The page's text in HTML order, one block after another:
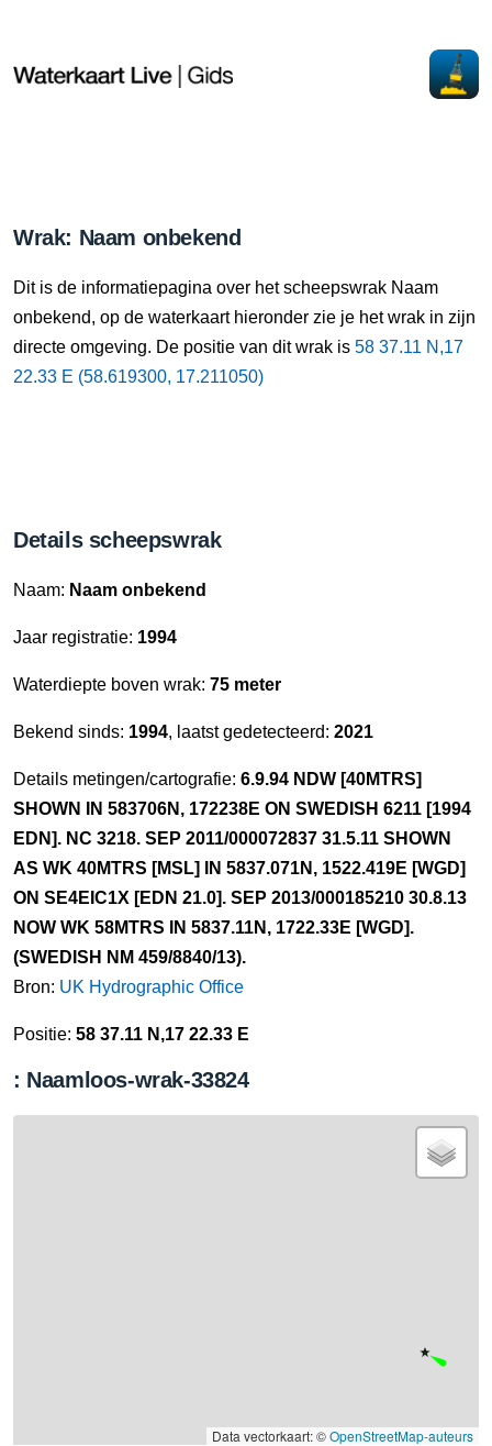
Wrak: Naam onbekend
Dit is de informatiepagina over het scheepswrak Naam
onbekend, op de waterkaart hieronder zie je het wrak in zijn
directe omgeving. De positie van dit wrak is 58 37.11 N,17
22.33 E (58.619300, 17.211050)
Details scheepswrak
Naam: Naam onbekend
Jaar registratie: 1994
Waterdiepte boven wrak: 75 meter
Bekend sinds: 1994, laatst gedetecteerd: 2021
Details metingen/cartografie: 6.9.94 NDW [40MTRS]
SHOWN IN 583706N, 172238E ON SWEDISH 6211 [1994
EDN]. NC 3218. SEP 2011/000072837 31.5.11 SHOWN
AS WK 40MTRS [MSL] IN 5837.071N, 1522.419E [WGD]
ON SE4EIC1X [EDN 21.0]. SEP 2013/000185210 30.8.13
NOW WK 58MTRS IN 5837.11N, 1722.33E [WGD].
(SWEDISH NM 459/8840/13).
Bron: UK Hydrographic Office
Positie: 58 37.11 N,17 22.33 E
: Naamloos-wrak-33824
Data vectorkaart: ©OpenStreetMap-auteurs